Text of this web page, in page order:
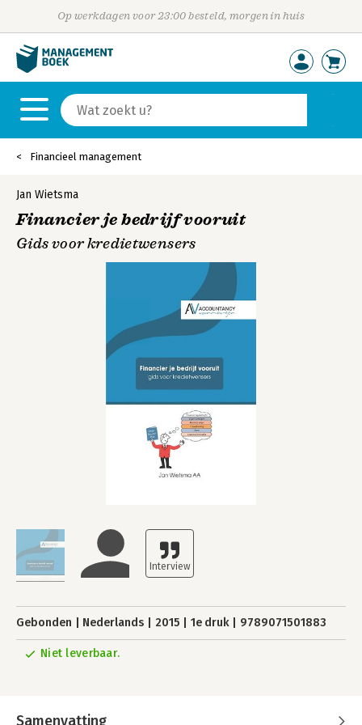
Op werkdagen voor 23:00 besteld, morgen in huis
Financieel management
Jan Wietsma
Financier je bedrijf vooruit
Gids voor kredietwensers
Gebonden Nederlands 2015 1e druk 9789071501883
Niet leverbaar.
Samenvatting